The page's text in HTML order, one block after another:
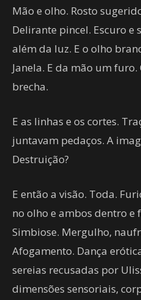
Mão e olho. Rosto
Delirante pincel. Escuro e
além da luz. E o olho
Janela. E da mão um
brecha.
E as linhas e os cortes.
juntavam pedaços. A
Destruição?
E então a visão. Toda.
no olho e ambos dentro e
Simbiose. Mergulho,
Afogamento. Dança
sereias recusadas por
dimensões sensoriais,